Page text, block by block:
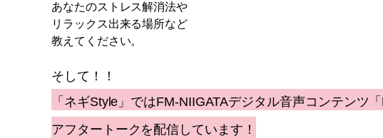
あなたのストレス解消法や
リラックス出来る場所など
教えてください。
そして！！
「ネギStyle」ではFM-NIIGATAデジタル音声コンテンツ
アフタートークを配信しています！